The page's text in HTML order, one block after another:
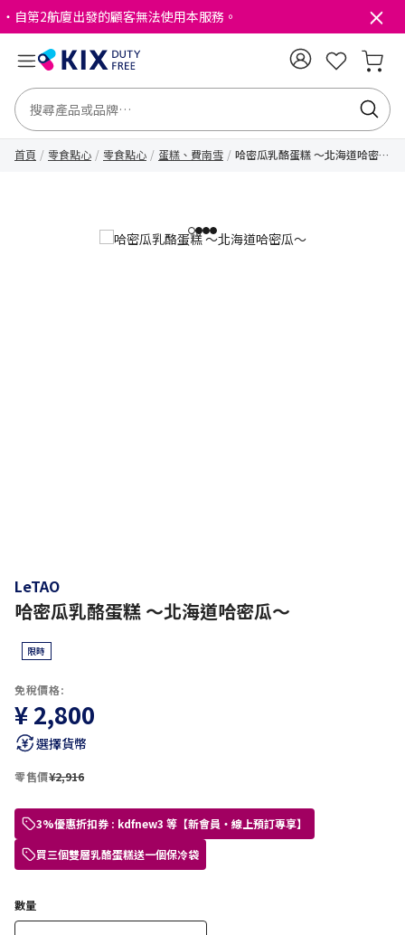
・自第2航廈出發的顧客無法使用本服務。
首頁 零食點心 零食點心 蛋糕、費南雪
哈密瓜乳酪蛋糕 ～北海道哈密瓜
1234
LeTAO
哈密瓜乳酪蛋糕 ～北海道哈密瓜～
限時
免稅價格:
¥ 2,800
選擇貨幣
零售價¥2,916
3%優惠折扣券 : kdfnew3 等【新會員・線上預訂專享】
買三個雙層乳酪蛋糕送一個保冷袋
數量